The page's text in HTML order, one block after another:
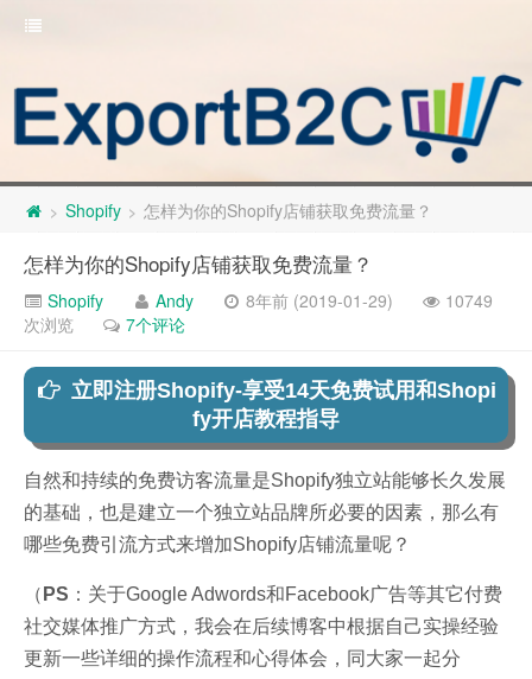
> Shopify > 怎样为你的Shopify店铺获取免费流量？
怎样为你的Shopify店铺获取免费流量？
Shopify Andy 8年前 (2019-01-29)
10749
次浏览
7个评论
立即注册Shopify-享受14天免费试用和Shopi
fy开店教程指导
自然和持续的免费访客流量是Shopify独立站能够长久发展
的基础，也是建立一个独立站品牌所必要的因素，那么有
哪些免费引流方式来增加Shopify店铺流量呢？
（ PS ：关于Google Adwords和Facebook广告等其它付费
社交媒体推广方式，我会在后续博客中根据自己实操经验
更新一些详细的操作流程和心得体会，同大家一起分